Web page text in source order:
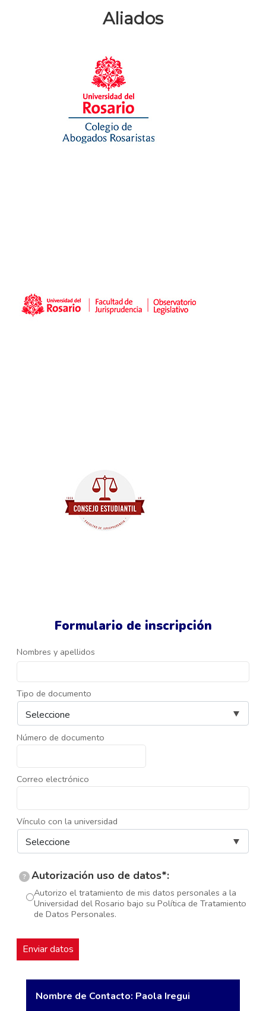
Formulario de inscripción
Nombres y apellidos
Tipo de documento
Número de documento
Correo electrónico
Vínculo con la universidad
? Autorización uso de datos*:
Autorizo el tratamiento de mis datos personales a la
Universidad del Rosario bajo su Política de Tratamiento
de Datos Personales.
Nombre de Contacto: Paola Iregui
Aliados